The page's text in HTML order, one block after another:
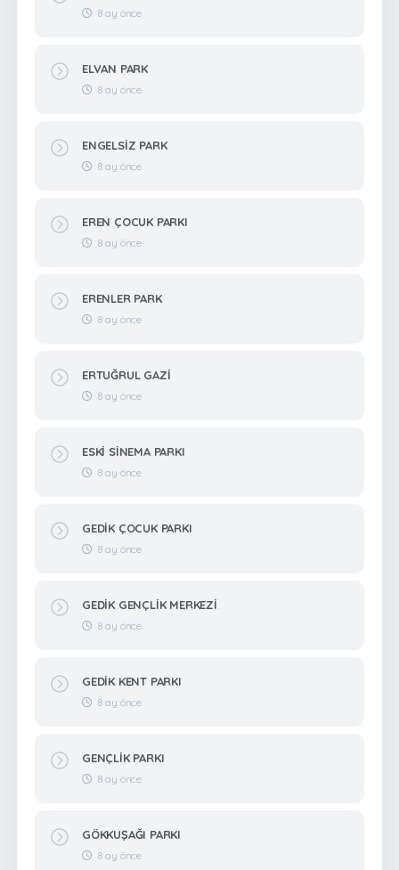
8 ay önce
ELVAN PARK
8 ay önce
ENGELSİZ PARK
8 ay önce
EREN ÇOCUK PARKI
8 ay önce
ERENLER PARK
8 ay önce
ERTUĞRUL GAZİ
8 ay önce
ESKİ SİNEMA PARKI
8 ay önce
GEDİK ÇOCUK PARKI
8 ay önce
GEDİK GENÇLİK MERKEZİ
8 ay önce
GEDİK KENT PARKI
8 ay önce
GENÇLİK PARKI
8 ay önce
GÖKKUŞAĞI PARKI
8 ay önce